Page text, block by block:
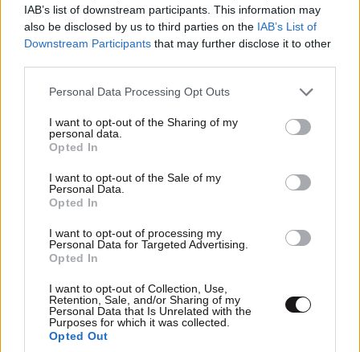
IAB’s list of downstream participants. This information may
also be disclosed by us to third parties on the IAB’s List of
Downstream Participants that may further disclose it to other
Please note that this website/app uses one or more Google
not limited to your visit or usage behaviour. You may click to
grant or deny consent to Google and its third-party tags to
use your data for below specified purposes in below Google
consent section.
Personal Data Processing Opt Outs
I want to opt-out of the Sharing of my
personal data.
Opted In
I want to opt-out of the Sale of my
Personal Data.
Opted In
I want to opt-out of processing my
Personal Data for Targeted Advertising.
Opted In
I want to opt-out of Collection, Use,
Retention, Sale, and/or Sharing of my
Personal Data that Is Unrelated with the
Purposes for which it was collected.
Opted Out